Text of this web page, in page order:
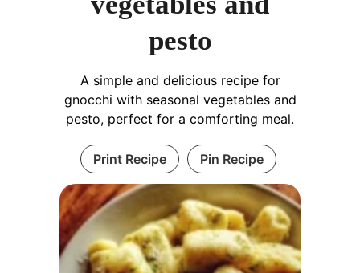
pesto
A simple and delicious recipe for
gnocchi with seasonal vegetables and
pesto, perfect for a comforting meal.
Print Recipe Pin Recipe